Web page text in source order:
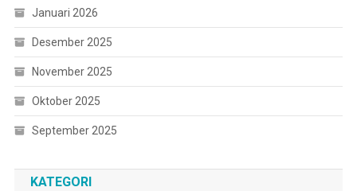
Januari 2026
Desember 2025
November 2025
Oktober 2025
September 2025
KATEGORI